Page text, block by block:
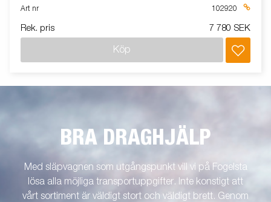
Art nr 102920
Rek. pris 7 780 SEK
Köp
BRA DRAGHJÄLP
Med släpvagnen som utgångspunkt vill vi på Fogelsta
lösa alla möjliga transportuppgifter. Inte konstigt att
vårt sortiment är väldigt stort och väldigt brett. Genom